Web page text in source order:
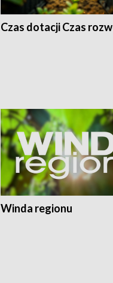
Czas dotacji Czas
Winda regionu